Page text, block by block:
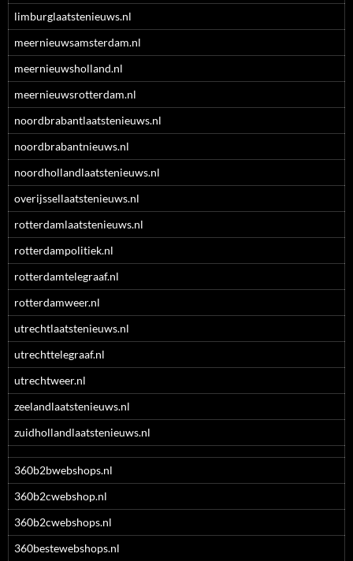
limburglaatstenieuws.nl
meernieuwsamsterdam.nl
meernieuwsholland.nl
meernieuwsrotterdam.nl
noordbrabantlaatstenieuws.nl
noordbrabantnieuws.nl
noordhollandlaatstenieuws.nl
overijssellaatstenieuws.nl
rotterdamlaatstenieuws.nl
rotterdampolitiek.nl
rotterdamtelegraaf.nl
rotterdamweer.nl
utrechtlaatstenieuws.nl
utrechttelegraaf.nl
utrechtweer.nl
zeelandlaatstenieuws.nl
zuidhollandlaatstenieuws.nl
360b2bwebshops.nl
360b2cwebshop.nl
360b2cwebshops.nl
360bestewebshops.nl